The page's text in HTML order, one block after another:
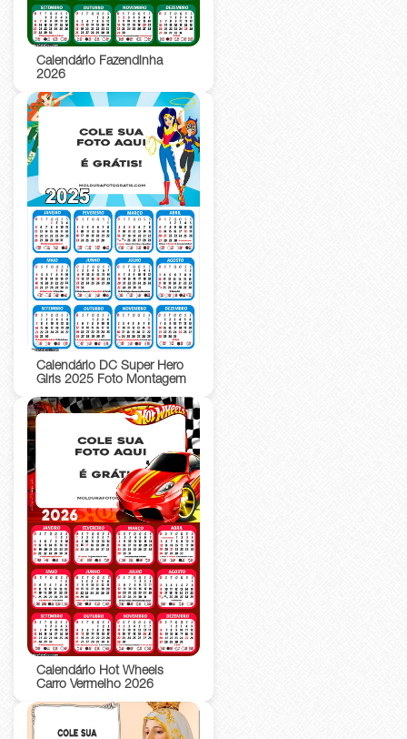
Calendário Fazendinha
2026
Calendário DC Super Hero
Girls 2025 Foto Montagem
Calendário Hot Wheels
Carro Vermelho 2026